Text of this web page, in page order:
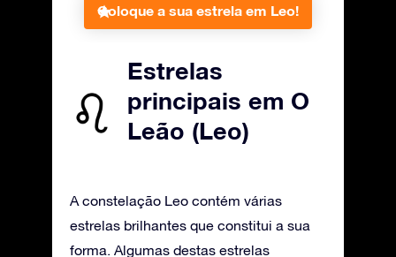
Coloque a sua estrela em Leo!
Estrelas
principais em O
Leão (Leo)
A constelação Leo contém várias
estrelas brilhantes que constitui a sua
forma. Algumas destas estrelas